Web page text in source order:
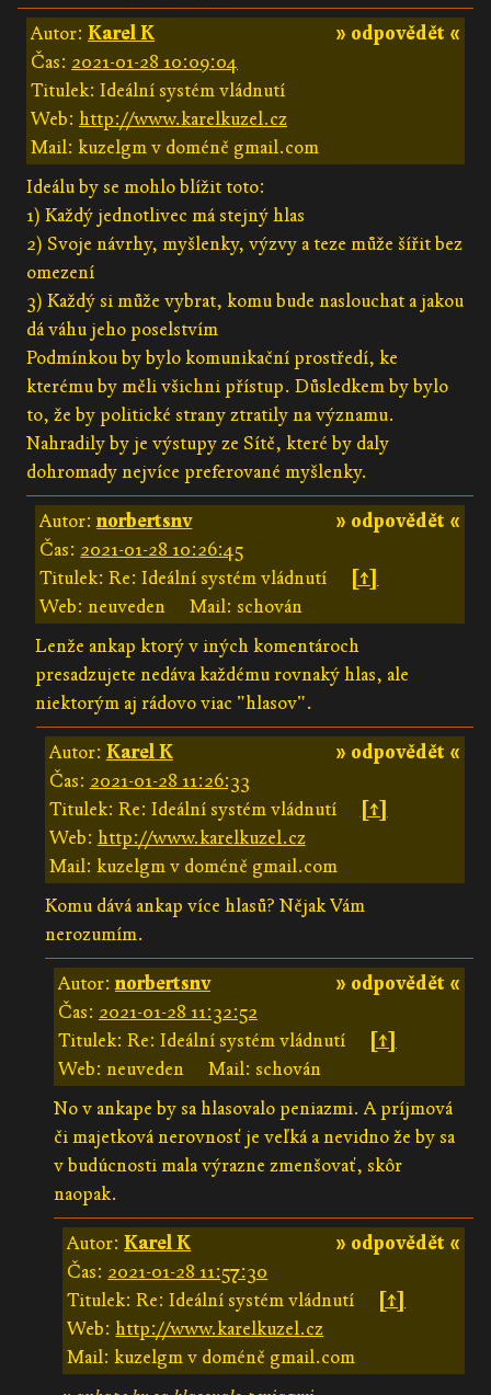
» odpovědět «
Autor: Karel K
Čas: 2021-01-28 10:09:04
Titulek: Ideální systém vládnutí
Web: http://www.karelkuzel.cz
Mail: kuzelgm v doméně gmail.com
Ideálu by se mohlo blížit toto:
1) Každý jednotlivec má stejný hlas
2) Svoje návrhy, myšlenky, výzvy a teze může šířit bez
omezení
3) Každý si může vybrat, komu bude naslouchat a jakou
dá váhu jeho poselstvím
Podmínkou by bylo komunikační prostředí, ke
kterému by měli všichni přístup. Důsledkem by bylo
to, že by politické strany ztratily na významu.
Nahradily by je výstupy ze Sítě, které by daly
dohromady nejvíce preferované myšlenky.
» odpovědět «
Autor:norbertsnv
Čas: 2021-01-28 10:26:45
Titulek: Re: Ideální systém vládnutí
[↑]
Web: neuveden
Mail: schován
Lenže ankap ktorý v iných komentároch
presadzujete nedáva každému rovnaký hlas, ale
niektorým aj rádovo viac "hlasov".
» odpovědět «
Autor: Karel K
Čas: 2021-01-28 11:26:33
Titulek: Re: Ideální systém vládnutí
[↑]
Web: http://www.karelkuzel.cz
Mail: kuzelgm v doméně gmail.com
Komu dává ankap více hlasů? Nějak Vám
nerozumím.
» odpovědět «
Autor:norbertsnv
Čas: 2021-01-28 11:32:52
Titulek: Re: Ideální systém vládnutí
[↑]
Web: neuveden
Mail: schován
No v ankape by sa hlasovalo peniazmi. A príjmová
či majetková nerovnosť je veľká a nevidno že by sa
v budúcnosti mala výrazne zmenšovať, skôr
naopak.
» odpovědět «
Autor:Karel K
Čas: 2021-01-28 11:57:30
Titulek: Re: Ideální systém vládnutí
[↑]
Web:http://www.karelkuzel.cz
Mail: kuzelgm v doméně gmail.com